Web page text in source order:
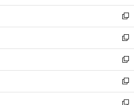
開
く
ウ
で
開
く
ン
ド
ウ
で
開
く
新
し
い
ウ
ィ
ン
ド
ウ
で
新
し
い
ウ
ィ
ン
新
し
い
ウ
新
し